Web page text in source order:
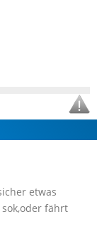
etwas
fährt